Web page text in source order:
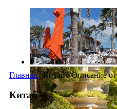
Главная /Китай/Описание
Китай